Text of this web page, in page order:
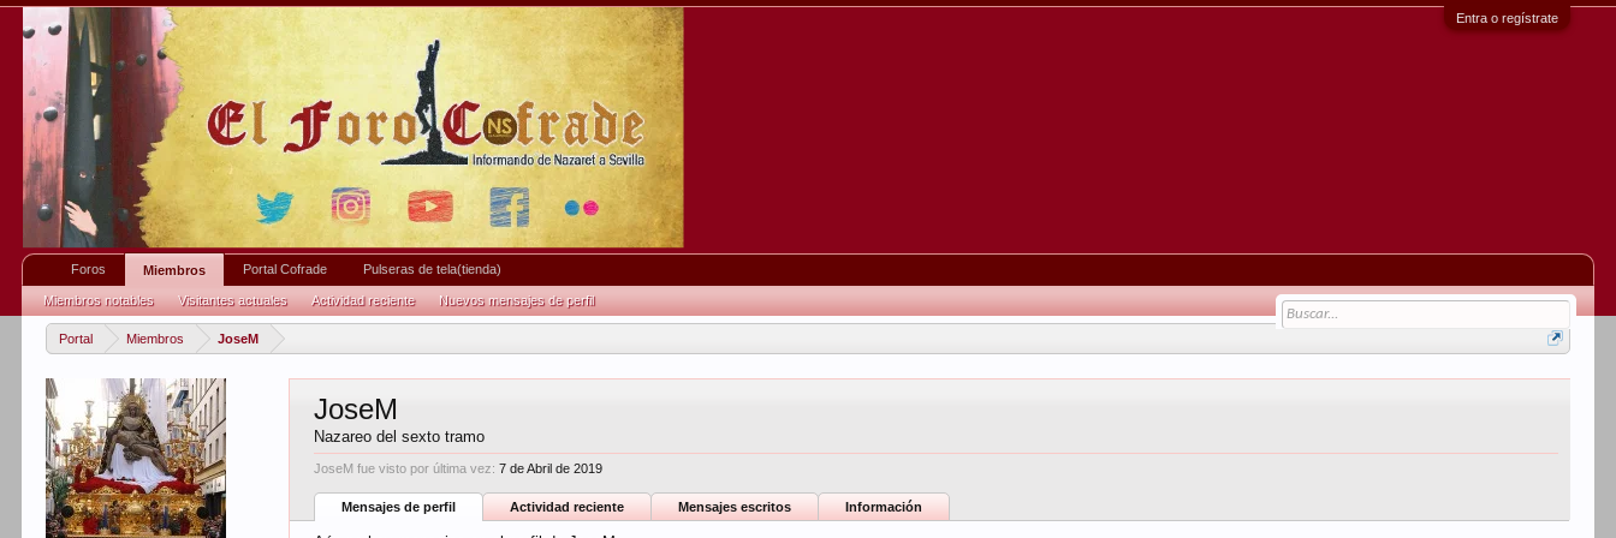
Entra o regístrate
Portal Miembros JoseM
JoseM
Nazareo del sexto tramo
JoseM fue visto por última vez: 7 de Abril de 2019
Mensajes de perfil Actividad reciente Mensajes escritos Información
Foros Miembros
Miembros notables Visitantes actuales Actividad reciente Nuevos mensajes de perfil
Portal Cofrade Pulseras de tela(tienda)